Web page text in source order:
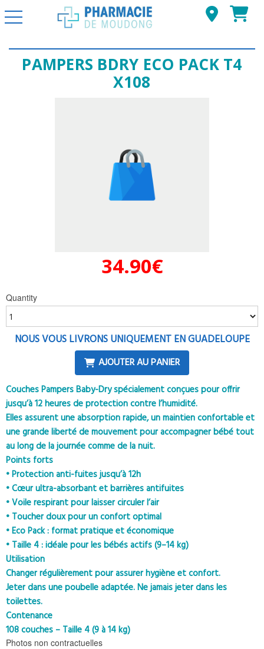
Basculer la navigation
PAMPERS BDRY ECO PACK T4
X108
34.90€
Quantity
NOUS VOUS LIVRONS UNIQUEMENT EN GUADELOUPE
AJOUTER AU PANIER
Couches Pampers Baby-Dry spécialement conçues pour offrir
jusqu’à 12 heures de protection contre l’humidité.
Elles assurent une absorption rapide, un maintien confortable et
une grande liberté de mouvement pour accompagner bébé tout
au long de la journée comme de la nuit.
Points forts
• Protection anti-fuites jusqu’à 12h
• Cœur ultra-absorbant et barrières antifuites
• Voile respirant pour laisser circuler l’air
• Toucher doux pour un confort optimal
• Eco Pack : format pratique et économique
• Taille 4 : idéale pour les bébés actifs (9–14 kg)
Utilisation
Changer régulièrement pour assurer hygiène et confort.
Jeter dans une poubelle adaptée. Ne jamais jeter dans les
toilettes.
Contenance
108 couches – Taille 4 (9 à 14 kg)
Photos non contractuelles